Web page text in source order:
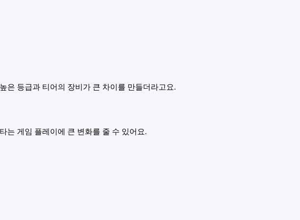
은 등급과 티어의 장비가 큰 차이를 만들더라고요.
는 게임 플레이에 큰 변화를 줄 수 있어요.